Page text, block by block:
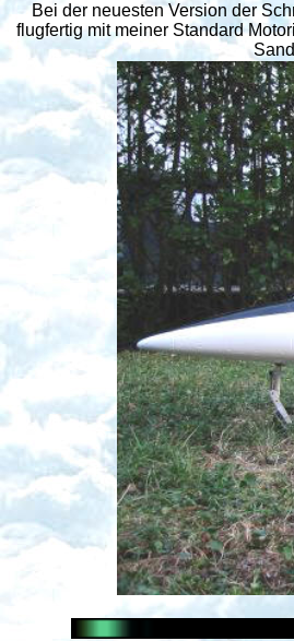
Bei der neuesten Version der
flugfertig mit meiner Standard